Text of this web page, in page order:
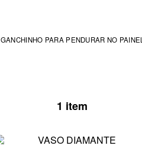
GANCHINHO PARA PENDURAR NO PAINEL
1 item